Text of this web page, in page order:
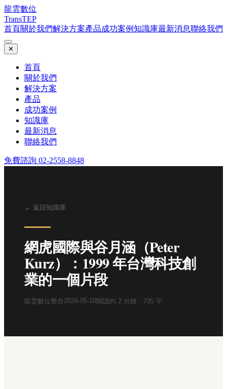
龍雲數位
TransTEP
首頁關於我們解決方案產品成功案例知識庫最新消息聯絡我們
✕
首頁
關於我們
解決方案
產品
成功案例
知識庫
最新消息
聯絡我們
免費諮詢 02-2558-8848
← 返回知識庫
網虎國際與谷月涵（Peter
Kurz）：1999 年台灣科技創
業的一個片段
龍雲數位整合2026-05-10閱讀約 2 分鐘 · 705 字